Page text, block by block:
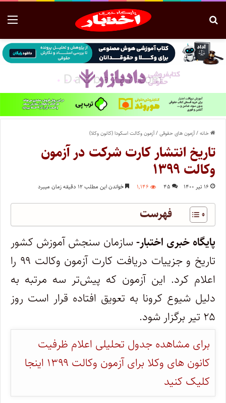
خانه/آزمون های حقوقی/آزمون وکالت اسکودا (کانون وکلا)
تاریخ انتشار کارت شرکت در آزمون
وکالت ۱۳۹۹
۱۶ تیر ۱۴۰۰ ۴۵ ۱,۱۴۶ خواندن این مطلب ۱۲ دقیقه زمان میبرد
فهرست
پایگاه خبری اختبار-سازمان سنجش آموزش کشور
تاریخ و جزییات دریافت کارت آزمون وکالت ۹۹ را
اعلام کرد. این آزمون که پیش‌تر سه مرتبه به
دلیل شیوع کرونا به تعویق افتاده قرار است روز
۲۵ تیر برگزار شود.
برای مشاهده جدول تحلیلی اعلام ظرفیت
کانون های وکلا برای آزمون وکالت ۱۳۹۹ اینجا
کلیک کنید